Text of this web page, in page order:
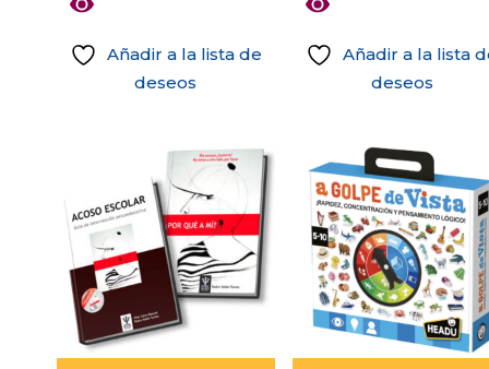
Añadir a la lista de
deseos
Añadir a la lista
deseos